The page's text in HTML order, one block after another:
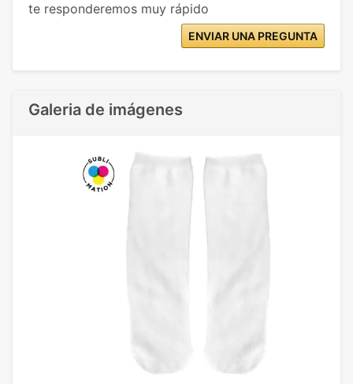
te responderemos muy rápido
ENVIAR UNA PREGUNTA
Galeria de imágenes